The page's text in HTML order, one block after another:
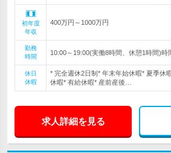
初年度
年収
400万円～1000万円
勤務
時間
10:00～19:00(実働8時間、休憩1時間)時
休日
休暇
* 完全週休2日制* 年末年始休暇* 夏季休
休暇* 有給休暇* 産前産後…
求人詳細を見る